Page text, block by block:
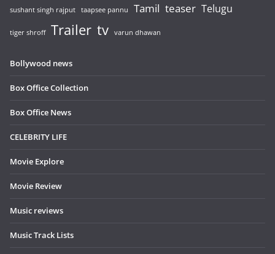
sushant singh rajput taapsee pannu Tamil teaser Telugu
tiger shroff Trailer tv varun dhawan
Bollywood news
Box Office Collection
Box Office News
CELEBRITY LIFE
Movie Explore
Movie Review
Music reviews
Music Track Lists